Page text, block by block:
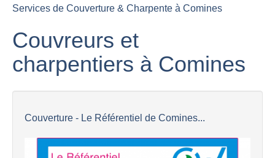
Services de Couverture & Charpente à Comines
Couvreurs et
charpentiers à Comines
Couverture - Le Référentiel de Comines...